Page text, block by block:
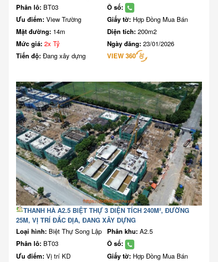
Phân lô: BT03
Ô số:
Ưu điểm: View Trường Giấy tờ: Hợp Đồng Mua Bán
Mặt đường: 14m Diện tích: 200m2
Mức giá: 2x Tỷ Ngày đăng: 23/01/2026
Tiến độ: Đang xây dựng VIEW 360
THANH HÀ A2.5 BIỆT THỰ 3 DIỆN TÍCH 240M², ĐƯỜNG
25M, VỊ TRÍ ĐẮC ĐỊA, ĐANG XÂY DỰNG
Loại hình: Biệt Thự Song Lập Phân khu: A2.5
Phân lô: BT03
Ô số:
Ưu điểm: Vị trí KD Giấy tờ: Hợp Đồng Mua Bán